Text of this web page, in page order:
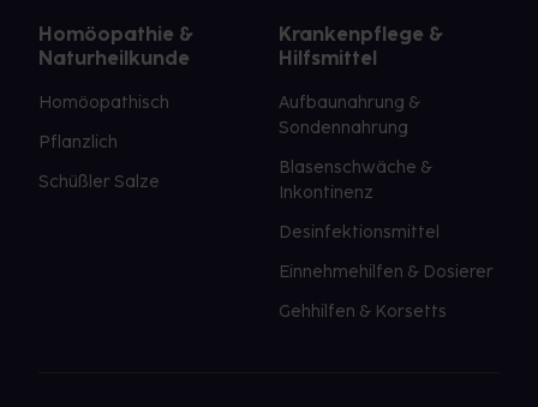
Homöopathie &
Naturheilkunde
Homöopathisch
Pflanzlich
Schüßler Salze
Krankenpflege &
Hilfsmittel
Aufbaunahrung &
Sondennahrung
Blasenschwäche &
Inkontinenz
Desinfektionsmittel
Einnehmehilfen & Dosierer
Gehhilfen & Korsetts